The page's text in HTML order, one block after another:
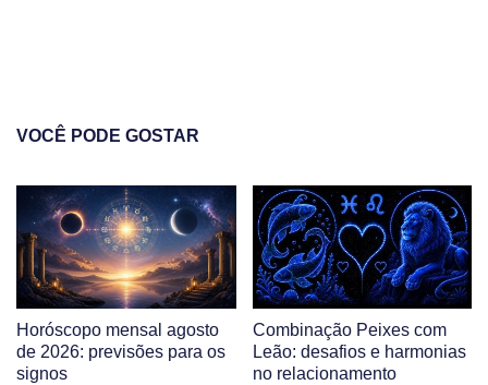
VOCÊ PODE GOSTAR
Horóscopo mensal agosto
de 2026: previsões para os
signos
Combinação Peixes com
Leão: desafios e harmonias
no relacionamento